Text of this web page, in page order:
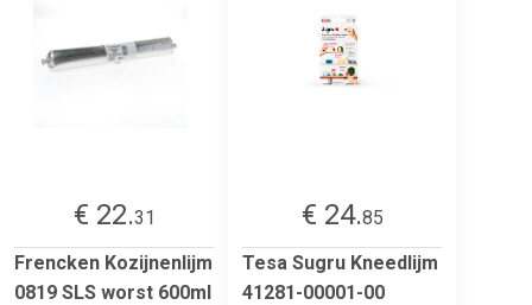
€ 22.31
Frencken Kozijnenlijm
0819 SLS worst 600ml
€ 24.85
Tesa Sugru Kneedlijm
41281-00001-00